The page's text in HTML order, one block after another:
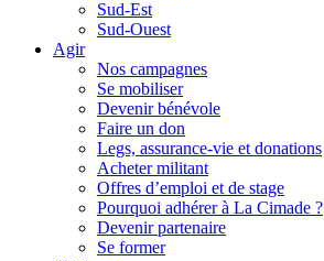
Sud-Est
Sud-Ouest
Agir
Nos campagnes
Se mobiliser
Devenir bénévole
Faire un don
Legs, assurance-vie et donations
Acheter militant
Offres d’emploi et de stage
Pourquoi adhérer à La Cimade ?
Devenir partenaire
Se former